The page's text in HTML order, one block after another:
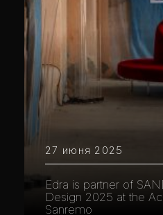
27 июня 2025
Edra is partner of
Design 2025 at the
Sanremo